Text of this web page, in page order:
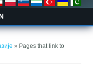
» Pages that link to